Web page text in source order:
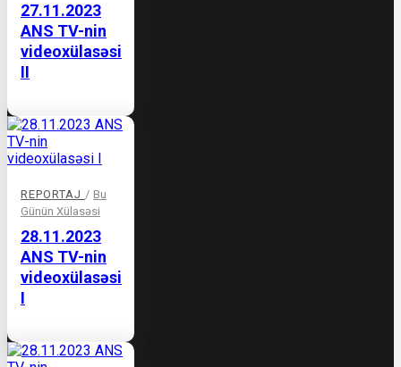
27.11.2023
ANS TV-nin
videoxülasəsi
II
REPORTAJ / Bu
Günün Xülasəsi
28.11.2023
ANS TV-nin
videoxülasəsi
I